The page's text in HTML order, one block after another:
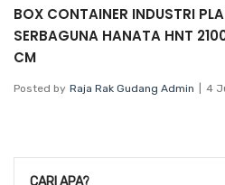
BOX CONTAINER INDUSTRI
SERBAGUNA HANATA HNT
CM
Posted by Raja Rak Gudang Admin 4